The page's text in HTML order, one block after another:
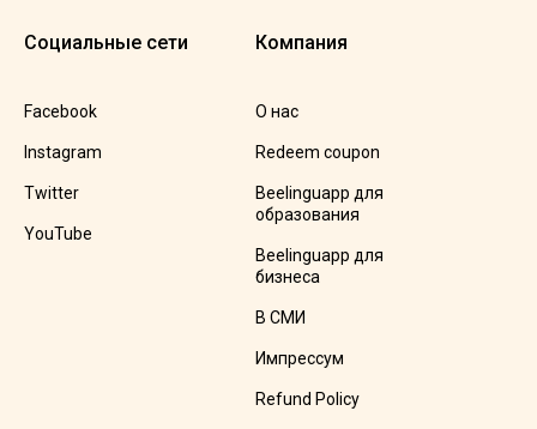
Социальные сети
Facebook
Instagram
Twitter
YouTube
Компания
О нас
Redeem coupon
Beelinguapp для
образования
Beelinguapp для
бизнеса
В СМИ
Импрессум
Refund Policy